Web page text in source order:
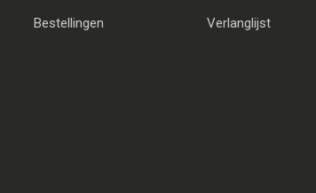
Bestellingen
Verlanglijst